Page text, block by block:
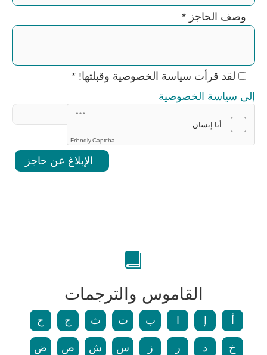
وصف الحاجز *
لقد قرأت سياسة الخصوصية وقبلتها! *
إلى سياسة الخصوصية
Friendly Captcha
الإبلاغ عن حاجز
القاموس والترجمات
ب ت ث ج ح
خ د ر ز س ش ص ض